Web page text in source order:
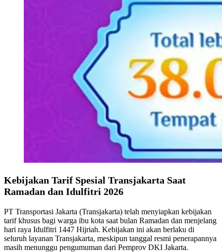
Kebijakan Tarif Spesial Transjakarta Saat
Ramadan dan Idulfitri 2026
PT Transportasi Jakarta (Transjakarta) telah menyiapkan kebijakan
tarif khusus bagi warga ibu kota saat bulan Ramadan dan menjelang
hari raya Idulfitri 1447 Hijriah. Kebijakan ini akan berlaku di
seluruh layanan Transjakarta, meskipun tanggal resmi penerapannya
masih menunggu pengumuman dari Pemprov DKI Jakarta.